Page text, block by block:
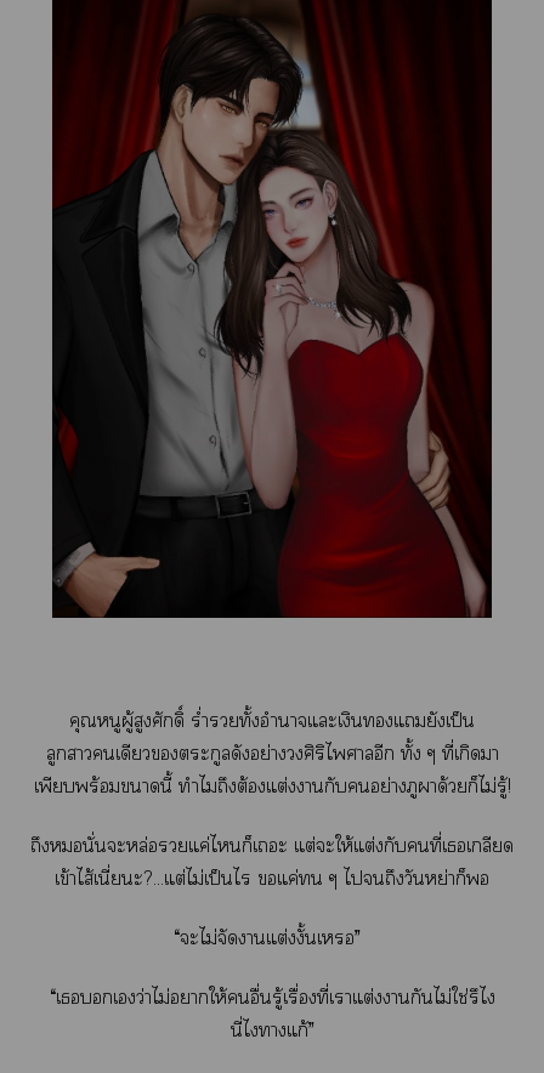
คุณหนูผู้สูงศักดิ์ ร่ำรวยทั้งอำนาจแะเงินแยังเป็น
ลูกาเดียวตระกูลดังอย่างศิริไาอีก ทั้ง ๆ ที่เกิดา
เพียบพร้อมานี้ ทำไมถึงต้องแต่งากับอย่างภูผาด้วยก็ไม่รู้!
ถึงหมอนั่นะหล่อแค่ไก็เะ แต่ะให้แต่งกับคนที่เเกลียด
เข้าไส้เนี่ยะ?...แต่ไม่เป็นไร แค่ ๆ ไถึงวันหย่าก็
“ะไม่จัดาแต่งงั้นเ”
“เเว่าไม่าให้อื่นรู้เรื่องที่เาแต่งากันไม่ใช่รึไ
นี่ไาแก้”